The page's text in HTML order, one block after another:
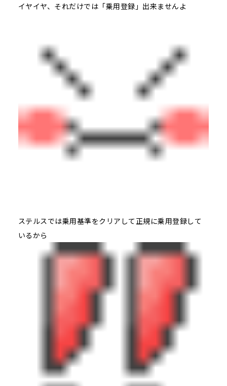
イヤイヤ、それだけでは「乗用登録」出来ませんよ
ステルスでは乗用基準をクリアして正規に乗用登録して
いるから